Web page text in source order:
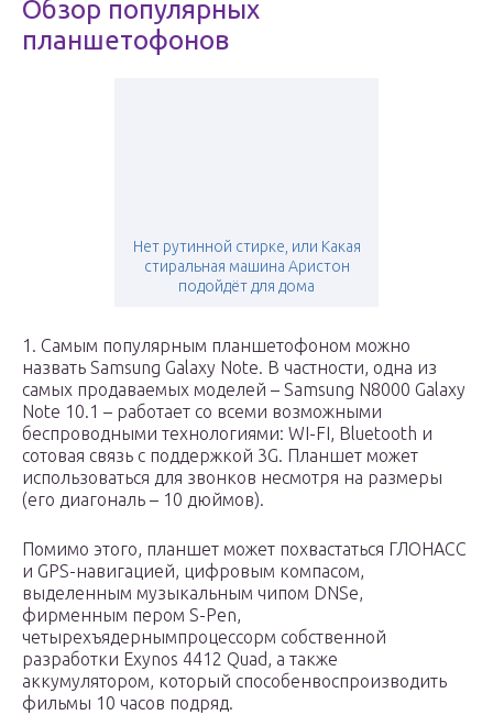
Обзор популярных
планшетофонов
Нет рутинной стирке, или Какая
стиральная машина Аристон
подойдёт для дома
1. Самым популярным планшетофоном можно
назвать Samsung Galaxy Note. В частности, одна из
самых продаваемых моделей – Samsung N8000 Galaxy
Note 10.1 – работает со всеми возможными
беспроводными технологиями: WI-FI, Bluetooth и
сотовая связь с поддержкой 3G. Планшет может
использоваться для звонков несмотря на размеры
(его диагональ – 10 дюймов).
Помимо этого, планшет может похвастаться ГЛОНАСС
и GPS-навигацией, цифровым компасом,
выделенным музыкальным чипом DNSe,
фирменным пером S-Pen,
четырехъядернымпроцессорм собственной
разработки Exynos 4412 Quad, а также
аккумулятором, который способенвоспроизводить
фильмы 10 часов подряд.